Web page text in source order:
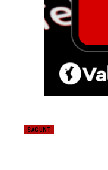
SAGUNT